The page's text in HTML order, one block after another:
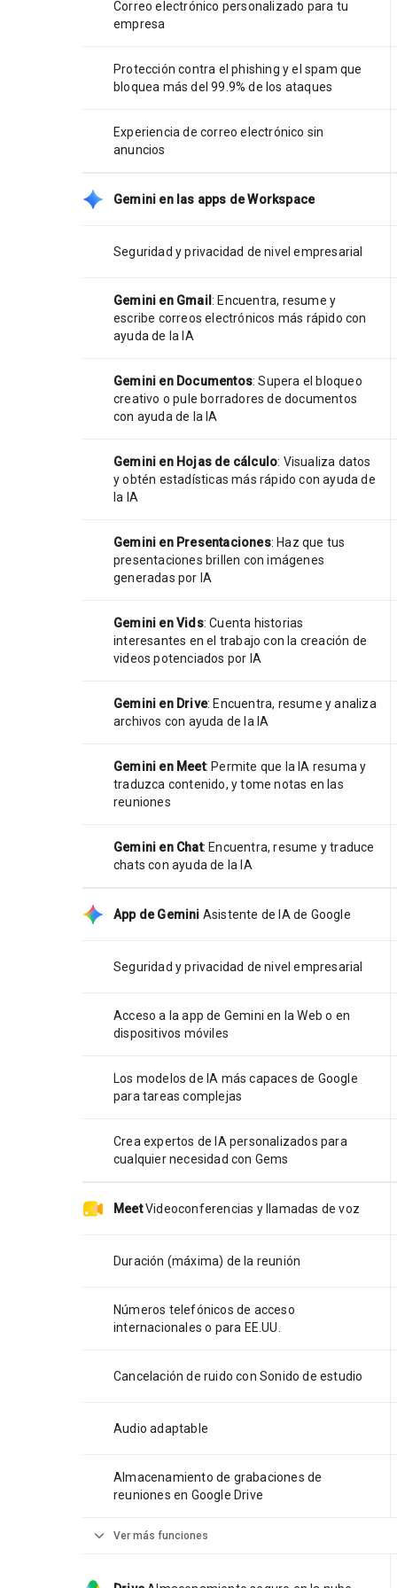
Correo electrónico personalizado para tu
empresa
Protección contra el phishing y el spam que
bloquea más del 99.9% de los ataques
Experiencia de correo electrónico sin
anuncios
Gemini en las apps de Workspace
Seguridad y privacidad de nivel empresarial
Gemini en Gmail : Encuentra, resume y
escribe correos electrónicos más rápido con
ayuda de la IA
Gemini en Documentos: Supera el bloqueo
creativo o pule borradores de documentos
con ayuda de la IA
Gemini en Hojas de cálculo: Visualiza datos
y obtén estadísticas más rápido con ayuda de
la IA
Gemini en Presentaciones: Haz que tus
presentaciones brillen con imágenes
generadas por IA
Gemini en Vids: Cuenta historias
interesantes en el trabajo con la creación de
videos potenciados por IA
Gemini en Drive: Encuentra, resume y analiza
archivos con ayuda de la IA
Gemini en Meet: Permite que la IA resuma y
traduzca contenido, y tome notas en las
reuniones
Gemini en Chat: Encuentra, resume y traduce
chats con ayuda de la IA
App de Gemini Asistente de IA de Google
Seguridad y privacidad de nivel empresarial
Acceso a la app de Gemini en la Web o en
dispositivos móviles
Los modelos de IA más capaces de Google
para tareas complejas
Crea expertos de IA personalizados para
cualquier necesidad con Gems
Meet Videoconferencias y llamadas de voz
Duración (máxima) de la reunión
Números telefónicos de acceso
internacionales o para EE.UU.
Cancelación de ruido con Sonido de estudio
Audio adaptable
Almacenamiento de grabaciones de
reuniones en Google Drive
expand_more Ver más funciones